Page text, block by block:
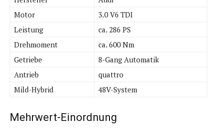
Motor
3.0 V6 TDI
Leistung
ca. 286 PS
Drehmoment
ca. 600 Nm
Getriebe
8-Gang Automatik
Antrieb
quattro
Mild-Hybrid
48V-System
Mehrwert-Einordnung